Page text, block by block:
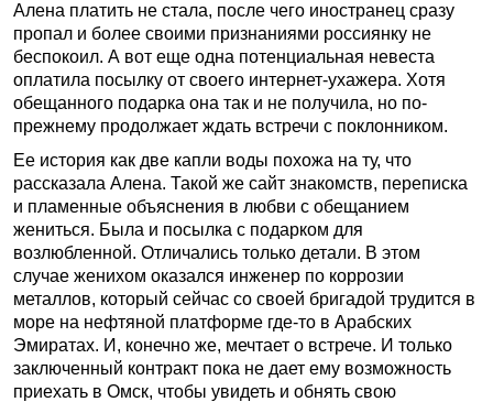
Алена платить не стала, после чего иностранец сразу
пропал и более своими признаниями россиянку не
беспокоил. А вот еще одна потенциальная невеста
оплатила посылку от своего интернет-ухажера. Хотя
обещанного подарка она так и не получила, но по-
прежнему продолжает ждать встречи с поклонником.
Ее история как две капли воды похожа на ту, что
рассказала Алена. Такой же сайт знакомств, переписка
и пламенные объяснения в любви с обещанием
жениться. Была и посылка с подарком для
возлюбленной. Отличались только детали. В этом
случае женихом оказался инженер по коррозии
металлов, который сейчас со своей бригадой трудится в
море на нефтяной платформе где-то в Арабских
Эмиратах. И, конечно же, мечтает о встрече. И только
заключенный контракт пока не дает ему возможность
приехать в Омск, чтобы увидеть и обнять свою